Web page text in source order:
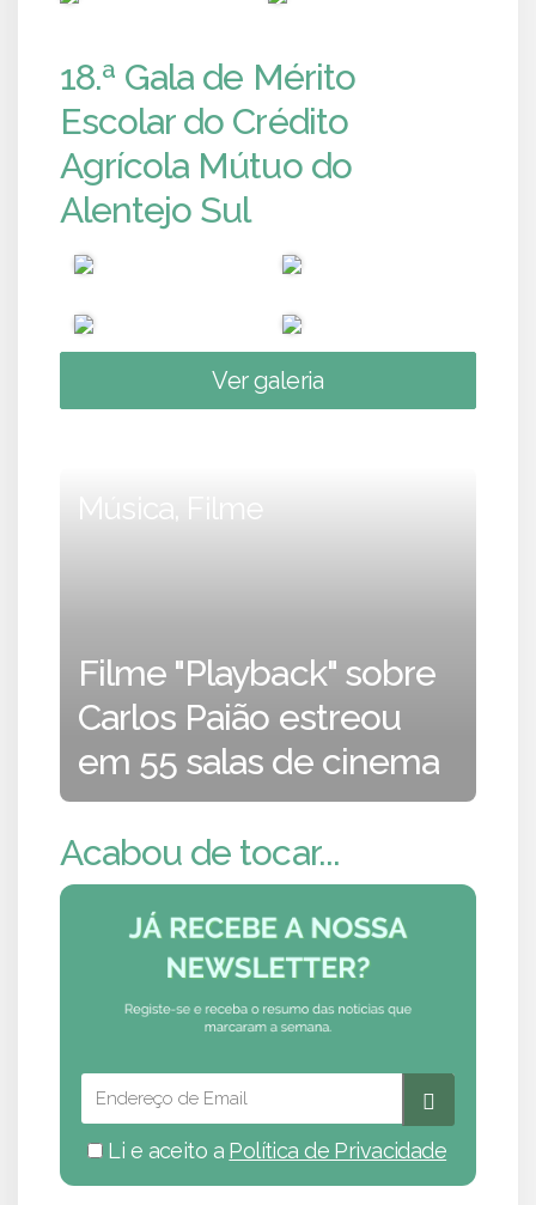
18.ª Gala de Mérito
Escolar do Crédito
Agrícola Mútuo do
Alentejo Sul
Ver galeria
Música, Filme
Filme "Playback" sobre
Carlos Paião estreou
em 55 salas de cinema
Acabou de tocar...
Li e aceito a Política de Privacidade